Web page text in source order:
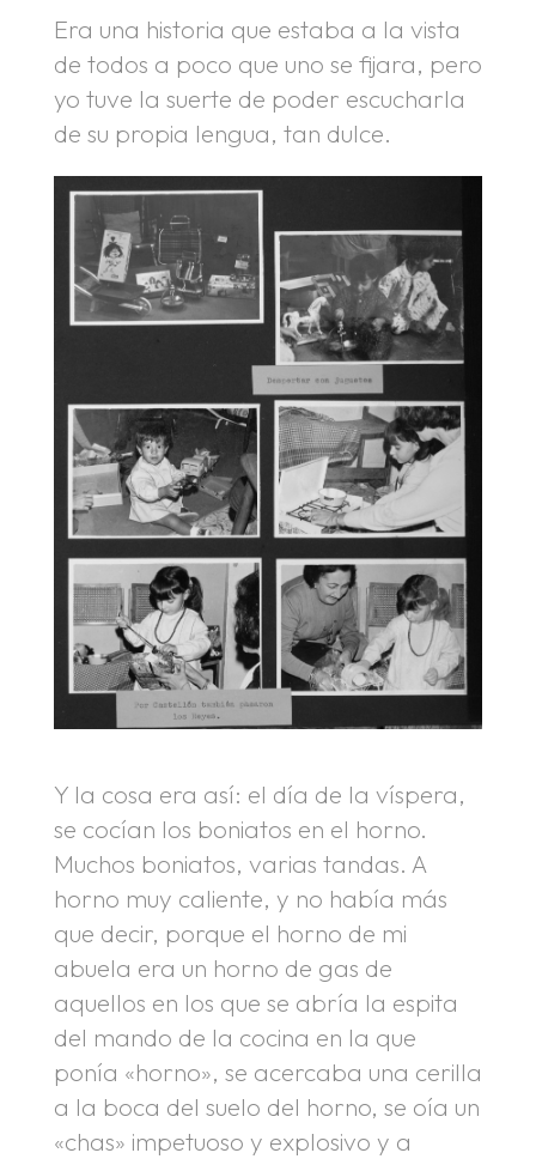
Era una historia que estaba a la vista
de todos a poco que uno se fijara, pero
yo tuve la suerte de poder escucharla
de su propia lengua, tan dulce.
Y la cosa era así: el día de la víspera,
se cocían los boniatos en el horno.
Muchos boniatos, varias tandas. A
horno muy caliente, y no había más
que decir, porque el horno de mi
abuela era un horno de gas de
aquellos en los que se abría la espita
del mando de la cocina en la que
ponía «horno», se acercaba una cerilla
a la boca del suelo del horno, se oía un
«chas» impetuoso y explosivo y a